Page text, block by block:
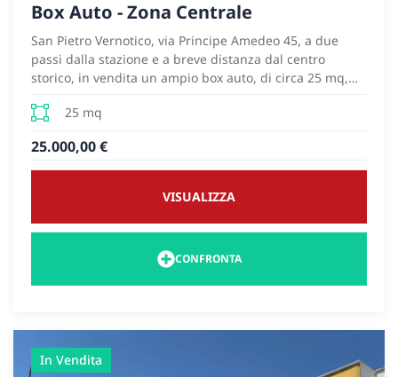
Box Auto - Zona Centrale
San Pietro Vernotico, via Principe Amedeo 45, a due
passi dalla stazione e a breve distanza dal centro
storico, in vendita un ampio box auto, di circa 25 mq,
il garage gode di accesso semplice e ampio spazio di
25 mq
25.000,00 €
CONFRONTA
VISUALIZZA
In Vendita